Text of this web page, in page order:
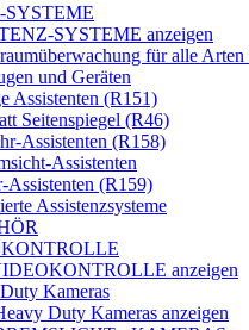
SYSTEME
SYSTEME anzeigen
für alle Arten
und Geräten
Assistenten (R151)
Seitenspiegel (R46)
Assistenten (R158)
Assistenten
Assistenten (R159)
Assistenzsysteme
anzeigen
Kameras
Duty Kameras anzeigen